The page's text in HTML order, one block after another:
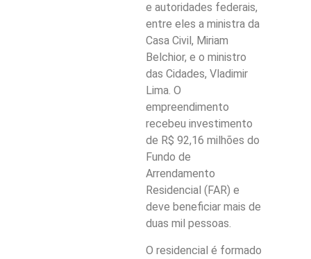
e autoridades federais,
entre eles a ministra da
Casa Civil, Miriam
Belchior, e o ministro
das Cidades, Vladimir
Lima. O
empreendimento
recebeu investimento
de R$ 92,16 milhões do
Fundo de
Arrendamento
Residencial (FAR) e
deve beneficiar mais de
duas mil pessoas.
O residencial é formado